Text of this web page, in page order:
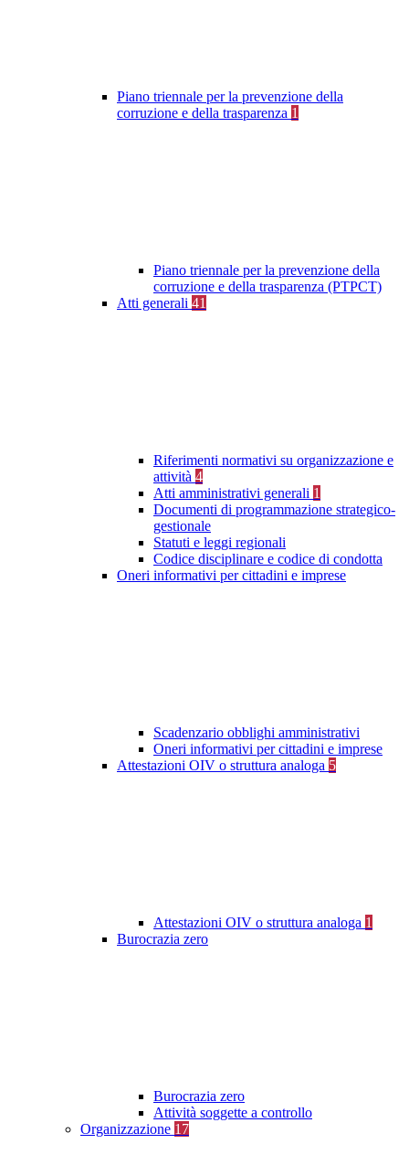
Piano triennale per la prevenzione della
corruzione e della trasparenza 1
Piano triennale per la prevenzione della
corruzione e della trasparenza (PTPCT)
Atti generali 41
Riferimenti normativi su organizzazione e
attività 4
Atti amministrativi generali 1
Documenti di programmazione strategico-
gestionale
Statuti e leggi regionali
Codice disciplinare e codice di condotta
Oneri informativi per cittadini e imprese
Scadenzario obblighi amministrativi
Oneri informativi per cittadini e imprese
Attestazioni OIV o struttura analoga 5
Attestazioni OIV o struttura analoga 1
Burocrazia zero
Burocrazia zero
Attività soggette a controllo
Organizzazione 17